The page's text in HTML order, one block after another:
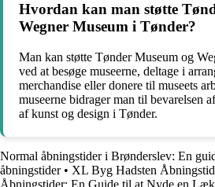
Hvordan kan man støtte
Wegner Museum i Tønder?
Man kan støtte Tønder Museum og
ved at besøge museerne, deltage i
merchandise eller donere til museets
museerne bidrager man til bevarelsen
af kunst og design i Tønder.
Normal åbningstider i Brønderslev: En
åbningstider• XL Byg Hadsten